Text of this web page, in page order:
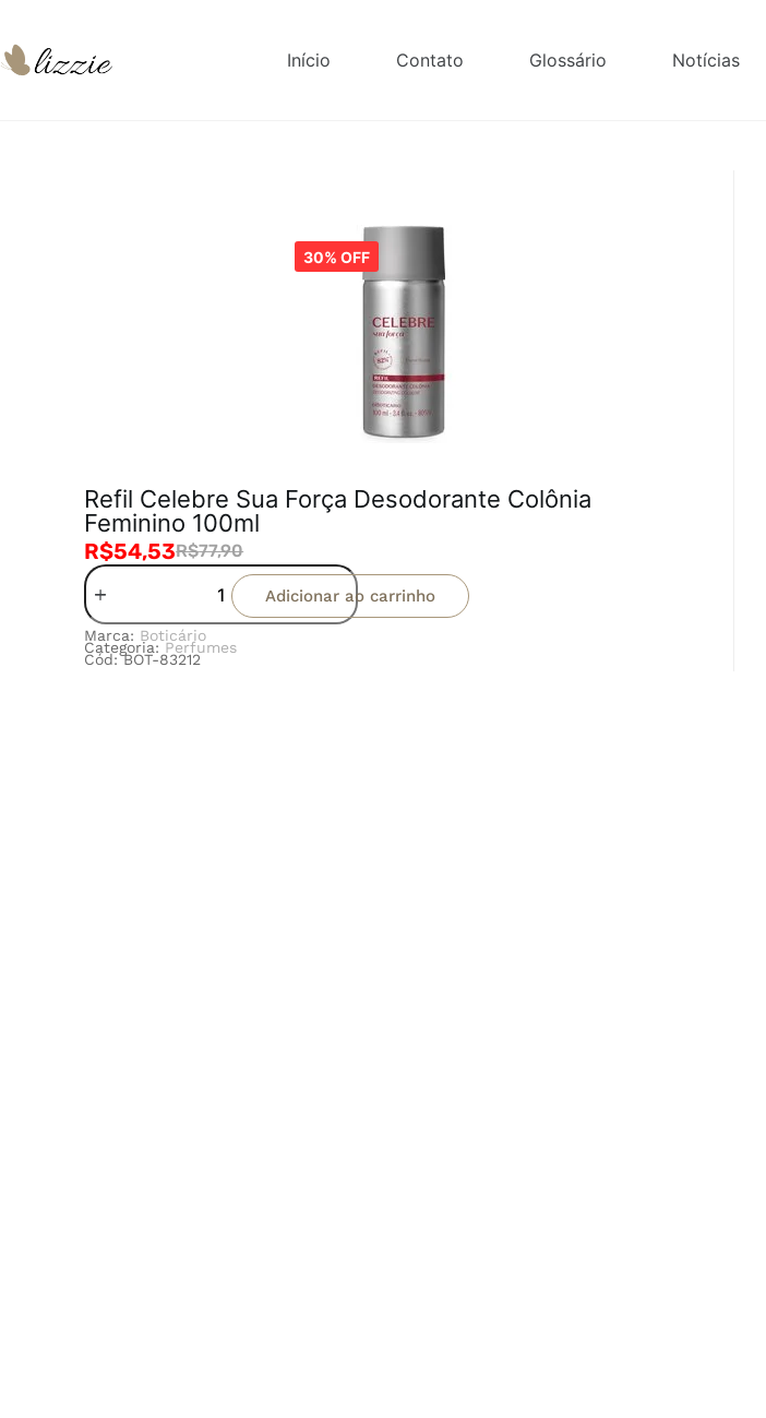
Início Contato Glossário Notícias
30% OFF
Refil Celebre Sua Força Desodorante Colônia
Feminino 100ml
R$77,90
R$54,53
Adicionar ao carrinho
Marca: Boticário
Categoria: Perfumes
Cód: BOT-83212